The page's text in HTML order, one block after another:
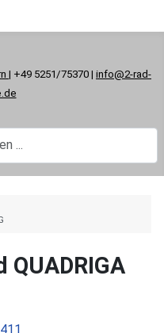
| +49 5251/75370 | info@2-rad-
QUADRIGA